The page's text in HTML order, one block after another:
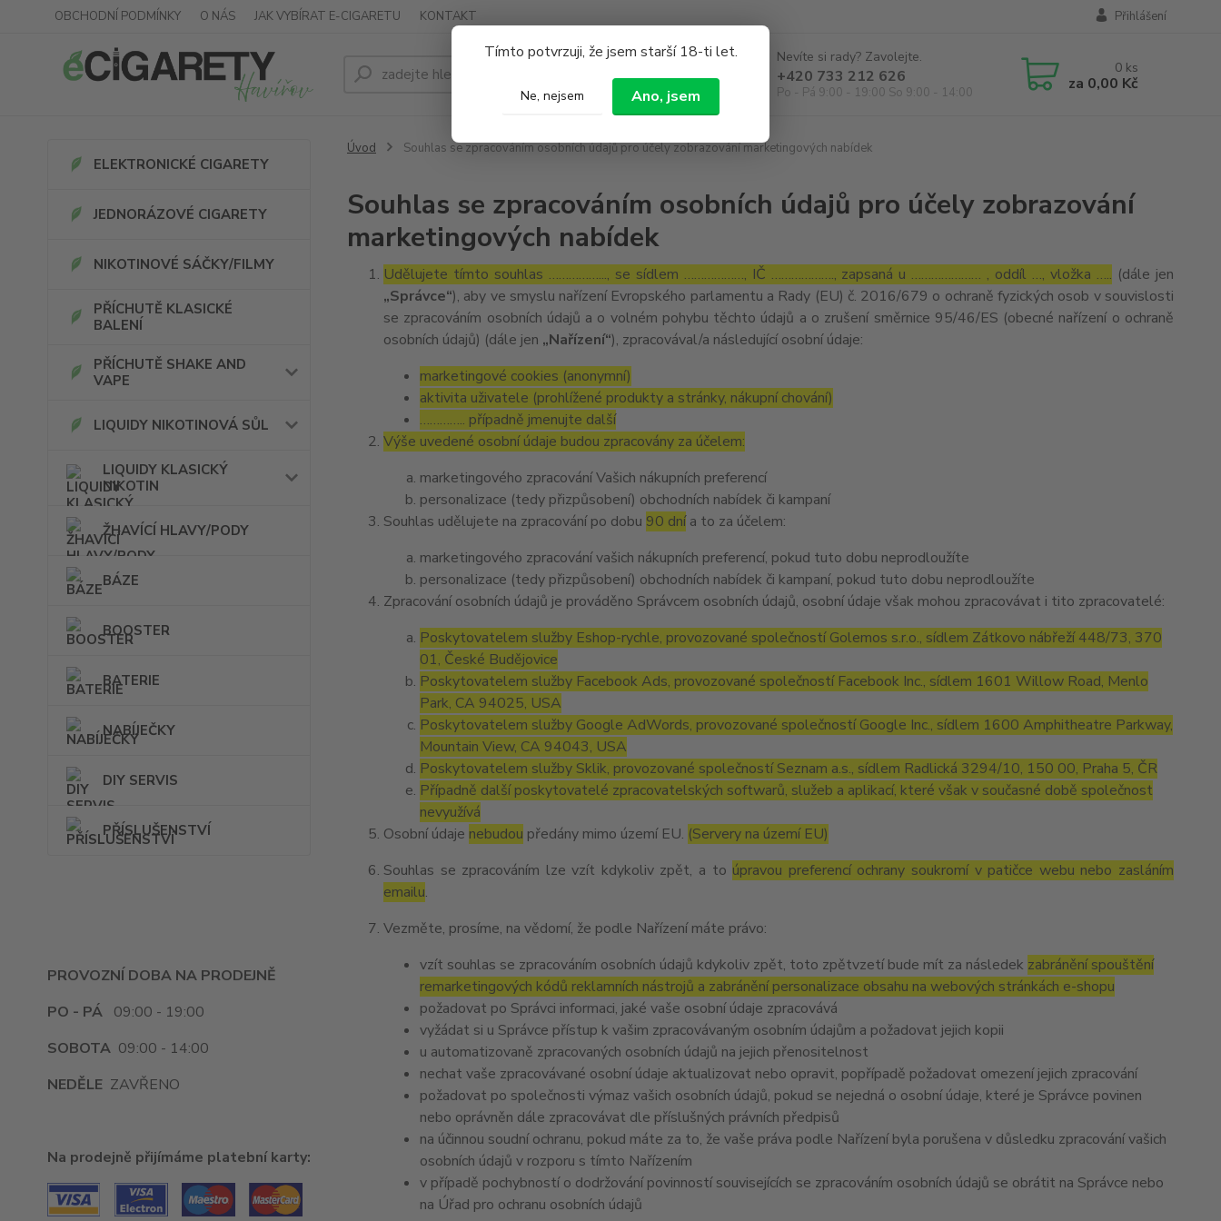
Tímto potvrzuji, že jsem starší 18-ti let.
Ne, nejsem Ano, jsem
OBCHODNÍ PODMÍNKY O NÁS JAK VYBÍRAT E-CIGARETU KONTAKT Přihlášení
Hledat
Nevíte si rady? Zavolejte.
+420 733 212 626
Po - Pá 9:00 - 19:00 So 9:00 - 14:00
0 ks
za 0,00 Kč
ELEKTRONICKÉ CIGARETY
JEDNORÁZOVÉ CIGARETY
NIKOTINOVÉ SÁČKY/FILMY
PŘÍCHUTĚ KLASICKÉ
BALENÍ
PŘÍCHUTĚ SHAKE AND
VAPE
LIQUIDY NIKOTINOVÁ SŮL
LIQUIDY KLASICKÝ
NIKOTIN
ŽHAVÍCÍ HLAVY/PODY
BÁZE
BOOSTER
BATERIE
NABÍJEČKY
DIY SERVIS
PŘÍSLUŠENSTVÍ
PROVOZNÍ DOBA NA PRODEJNĚ
PO - PÁ 09:00 - 19:00
SOBOTA 09:00 - 14:00
NEDĚLE ZAVŘENO
Na prodejně přijímáme platební karty:
Úvod Souhlas se zpracováním osobních údajů pro účely zobrazování marketingových nabídek
Souhlas se zpracováním osobních údajů pro účely zobrazování
marketingových nabídek
Udělujete tímto souhlas ……………..., se sídlem ………………, IČ ………………., zapsaná u ………………… , oddíl …, vložka ….. (dále jen
„Správce“), aby ve smyslu nařízení Evropského parlamentu a Rady (EU) č. 2016/679 o ochraně fyzických osob v souvislosti
se zpracováním osobních údajů a o volném pohybu těchto údajů a o zrušení směrnice 95/46/ES (obecné nařízení o ochraně
osobních údajů) (dále jen „Nařízení“), zpracovával/a následující osobní údaje:
marketingové cookies (anonymní)
aktivita uživatele (prohlížené produkty a stránky, nákupní chování)
………….. případně jmenujte další
Výše uvedené osobní údaje budou zpracovány za účelem:
marketingového zpracování Vašich nákupních preferencí
personalizace (tedy přizpůsobení) obchodních nabídek či kampaní
Souhlas udělujete na zpracování po dobu 90 dnía to za účelem:
marketingového zpracování vašich nákupních preferencí, pokud tuto dobu neprodloužíte
personalizace (tedy přizpůsobení) obchodních nabídek či kampaní, pokud tuto dobu neprodloužíte
Zpracování osobních údajů je prováděno Správcem osobních údajů, osobní údaje však mohou zpracovávat i tito zpracovatelé:
Poskytovatelem služby Eshop-rychle, provozované společností Golemos s.r.o., sídlem Zátkovo nábřeží 448/73, 370
01, České Budějovice
Poskytovatelem služby Facebook Ads, provozované společností Facebook Inc., sídlem 1601 Willow Road, Menlo
Park, CA 94025, USA
Poskytovatelem služby Google AdWords, provozované společností Google Inc., sídlem 1600 Amphitheatre Parkway,
Mountain View, CA 94043, USA
Poskytovatelem služby Sklik, provozované společností Seznam a.s., sídlem Radlická 3294/10, 150 00, Praha 5, ČR
Případně další poskytovatelé zpracovatelských softwarů, služeb a aplikací, které však v současné době společnost
nevyužívá
Osobní údaje nebudou předány mimo území EU. (Servery na území EU)
Souhlas se zpracováním lze vzít kdykoliv zpět, a to úpravou preferencí ochrany soukromí v patičce webu nebo zasláním
emailu.
Vezměte, prosíme, na vědomí, že podle Nařízení máte právo:
vzít souhlas se zpracováním osobních údajů kdykoliv zpět, toto zpětvzetí bude mít za následek zabránění spouštění
remarketingových kódů reklamních nástrojů a zabránění personalizace obsahu na webových stránkách e-shopu
požadovat po Správci informaci, jaké vaše osobní údaje zpracovává
vyžádat si u Správce přístup k vašim zpracovávaným osobním údajům a požadovat jejich kopii
u automatizovaně zpracovaných osobních údajů na jejich přenositelnost
nechat vaše zpracovávané osobní údaje aktualizovat nebo opravit, popřípadě požadovat omezení jejich zpracování
požadovat po společnosti výmaz vašich osobních údajů, pokud se nejedná o osobní údaje, které je Správce povinen
nebo oprávněn dále zpracovávat dle příslušných právních předpisů
na účinnou soudní ochranu, pokud máte za to, že vaše práva podle Nařízení byla porušena v důsledku zpracování vašich
osobních údajů v rozporu s tímto Nařízením
v případě pochybností o dodržování povinností souvisejících se zpracováním osobních údajů se obrátit na Správce nebo
na Úřad pro ochranu osobních údajů